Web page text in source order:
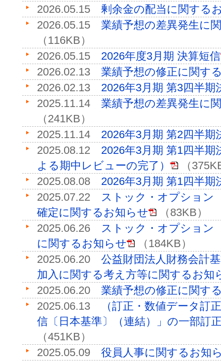
2026.05.15 剰余金の配当に関する
2026.05.15 業績予想の差異発生に
（116KB）
2026.05.15 2026年度3月期 決算短信
2026.02.13 業績予想の修正に関す
2026.02.13 2026年3月期 第3四半期
2025.11.14 業績予想の差異発生に
（241KB）
2025.11.14 2026年3月期 第2四半期
2025.08.12 2026年3月期 第1四半
よる期中レビューの完了）
（
2025.08.08 2026年3月期 第1四半期
2025.07.22 ストック・オプション
確定に関するお知らせ
（83KB）
2025.06.26 ストック・オプション
に関するお知らせ
（184KB）
2025.06.20 公益財団法人財務会計
加入に関する考え方等に関するお知
2025.06.20 業績予想の修正に関す
2025.06.13
（訂正・数値データ訂
信〔日本基準〕（連結）」の一部訂
（451KB）
2025.05.09 役員人事に関するお知